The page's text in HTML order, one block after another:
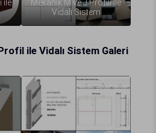
ile
Mekanik M ve J Profili ile
Vidalı Sistem
ile Vidalı Sistem Galeri